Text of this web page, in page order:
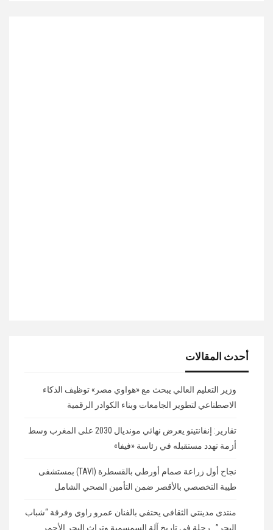
أحدث المقالات
وزير التعليم العالي يبحث مع «هواوي مصر» توظيف الذكاء
الاصطناعي لتطوير الجامعات وبناء الكوادر الرقمية
تقارير: إنفانتينو يعرض نهائي مونديال 2030 على المغرب وسط
أزمة تهدد مستقبله في رئاسة «فيفا»
نجاح أول زراعة صمام أورطي بالقسطرة (TAVI) بمستشفى
طيبة التخصصي بالأقصر ضمن التأمين الصحي الشامل
منتدى مدينتي الثقافي يحتفي بالفنان عمرو راوي وفرقة “شباب
البحر”.. رحلة في تاريخ آلة السمسمية وتراث البحر الأحمر